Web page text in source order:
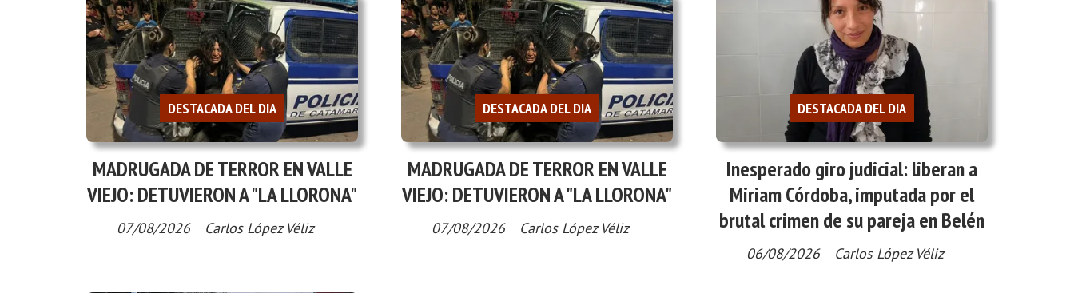
MADRUGADA DE TERROR EN VALLE
VIEJO: DETUVIERON A "LA LLORONA"
Carlos López Véliz
DESTACADA DEL DIA
07/08/2026
MADRUGADA DE TERROR EN VALLE
VIEJO: DETUVIERON A "LA LLORONA"
Carlos López Véliz
DESTACADA DEL DIA
07/08/2026
Inesperado giro judicial: liberan a
Miriam Córdoba, imputada por el
brutal crimen de su pareja en Belén
Carlos López Véliz
DESTACADA DEL DIA
06/08/2026